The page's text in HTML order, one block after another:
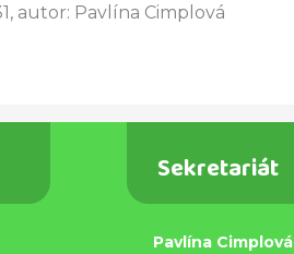
autor: Pavlína Cimplová
Sekretariát
Pavlína Cimplová